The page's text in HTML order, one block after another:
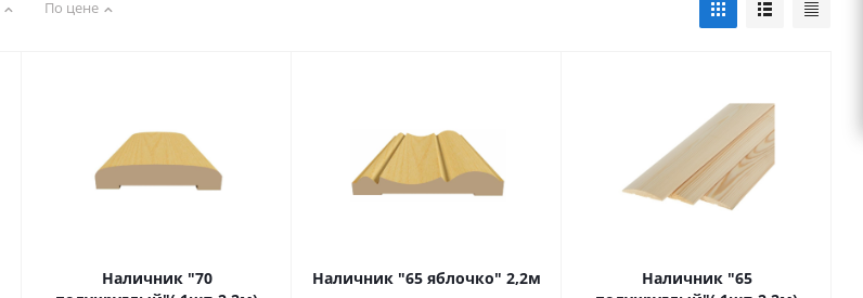
По цене
Наличник "70
Наличник "65 яблочко" 2,2м
Наличник "65